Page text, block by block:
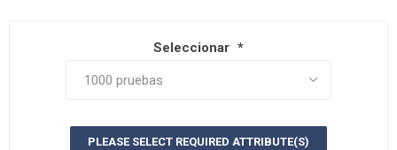
Seleccionar *
PLEASE SELECT REQUIRED ATTRIBUTE(S)